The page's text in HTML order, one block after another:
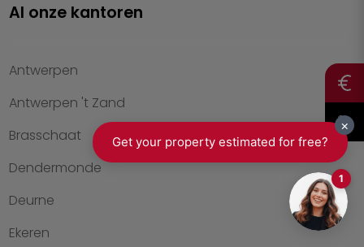
Property management
Kennis van wonen
Kantoren
Veelgestelde vragen
Werken bij Heylen Vastgoed
Contact
Al onze kantoren
Antwerpen
Antwerpen 't Zand
Brasschaat
Dendermonde
Deurne
Ekeren